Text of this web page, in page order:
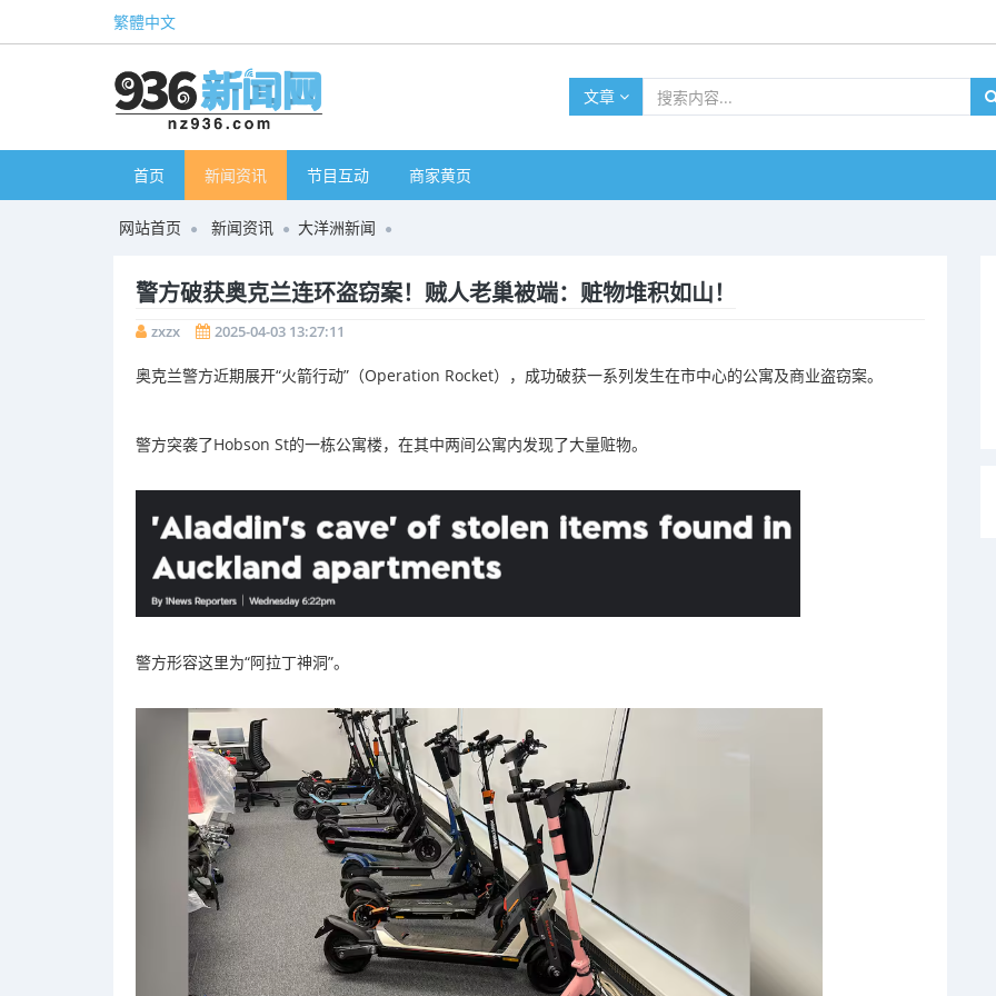
繁體中文
文章
首页 新闻资讯 节目互动 商家黄页
网站首页 新闻资讯 大洋洲新闻
警方破获奥克兰连环盗窃案！贼人老巢被端：赃物堆积如山！
zxzx 2025-04-03 13:27:11
奥克兰警方近期展开“火箭行动”（Operation Rocket），成功破获一系列发生在市中心的公寓及商业盗窃案。
警方突袭了Hobson St的一栋公寓楼，在其中两间公寓内发现了大量赃物。
警方形容这里为“阿拉丁神洞”。